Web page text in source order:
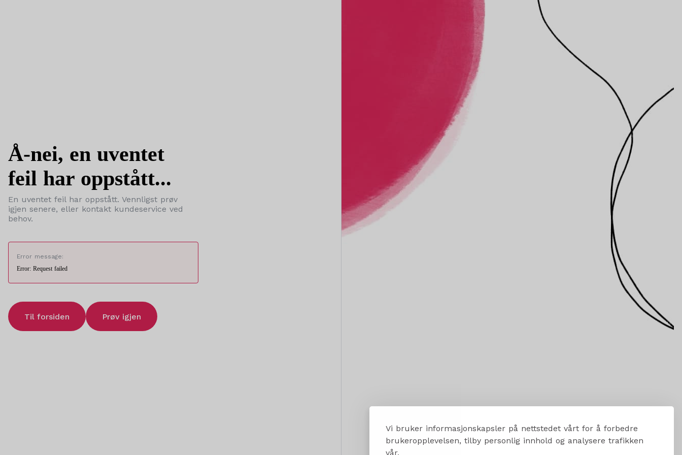
Vi bruker informasjonskapsler på nettstedet vårt for å forbedre
brukeropplevelsen, tilby personlig innhold og analysere trafikken
vår.
Å-nei, en uventet
feil har oppstått...
En uventet feil har oppstått. Vennligst prøv
igjen senere, eller kontakt kundeservice ved
behov.
Error message:
Error: Request failed
Til forsiden Prøv igjen